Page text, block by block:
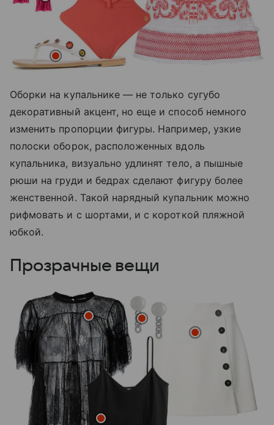
Оборки на купальнике — не только сугубо
декоративный акцент, но еще и способ немного
изменить пропорции фигуры. Например, узкие
полоски оборок, расположенных вдоль
купальника, визуально удлинят тело, а пышные
рюши на груди и бедрах сделают фигуру более
женственной. Такой нарядный купальник можно
рифмовать и с шортами, и с короткой пляжной
юбкой.
Прозрачные вещи